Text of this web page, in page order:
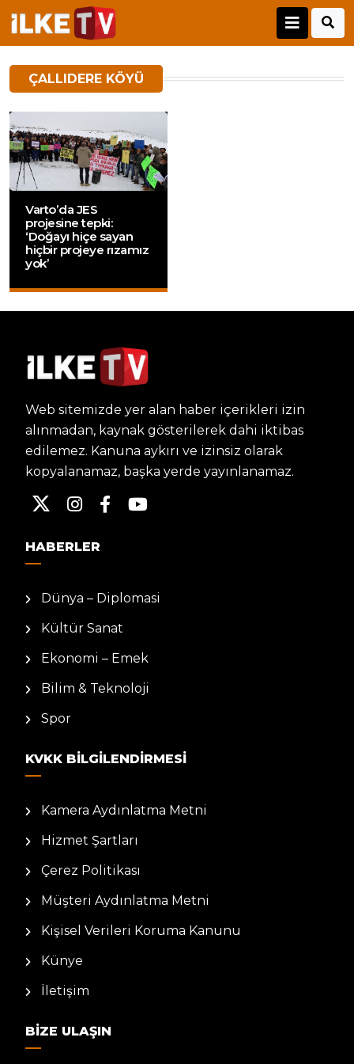
ÇALLIDERE KÖYÜ
Varto’da JES
projesine tepki:
‘Doğayı hiçe sayan
hiçbir projeye rızamız
yok’
Web sitemizde yer alan haber içerikleri izin
alınmadan, kaynak gösterilerek dahi iktibas
edilemez. Kanuna aykırı ve izinsiz olarak
kopyalanamaz, başka yerde yayınlanamaz.
HABERLER
Dünya – Diplomasi
Kültür Sanat
Ekonomi – Emek
Bilim & Teknoloji
Spor
KVKK BILGILENDIRMESI
Kamera Aydınlatma Metni
Hizmet Şartları
Çerez Politikası
Müşteri Aydınlatma Metni
Kişisel Verileri Koruma Kanunu
Künye
İletişim
BIZE ULAŞIN